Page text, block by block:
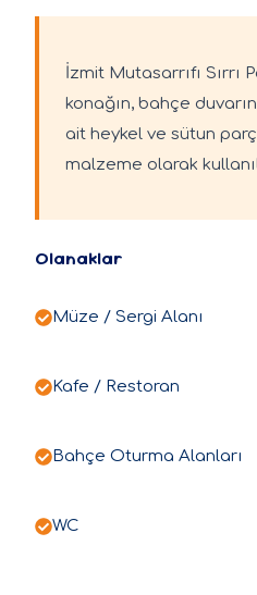
İzmit Mutasarrıfı Sırrı
konağın, bahçe
ait heykel ve sütun
malzeme olarak
Olanaklar
Müze / Sergi Alanı
Kafe / Restoran
Bahçe Oturma Alanları
WC